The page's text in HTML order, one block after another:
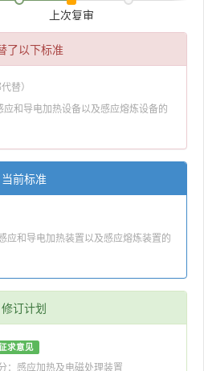
上次复审
了以下标准
替）
和导电加热设备以及感应熔炼设备的
当前标准
应和导电加热装置以及感应熔炼装置的
修订计划
求意见
：感应加热及电磁处理装置